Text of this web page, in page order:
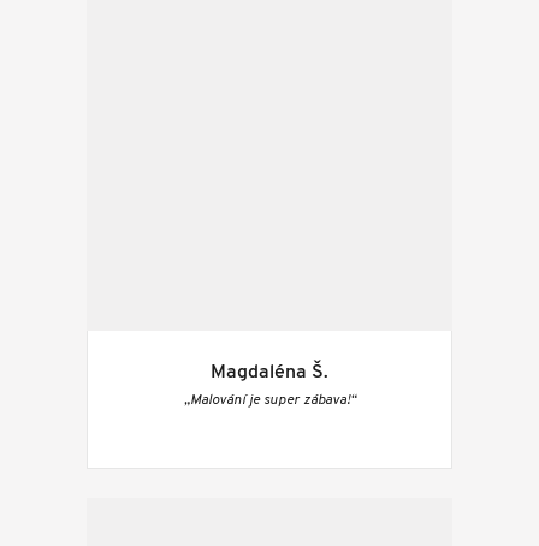
Magdaléna Š.
„Malování je super zábava!“